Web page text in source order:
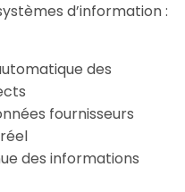
d’information :
des
fournisseurs
des informations